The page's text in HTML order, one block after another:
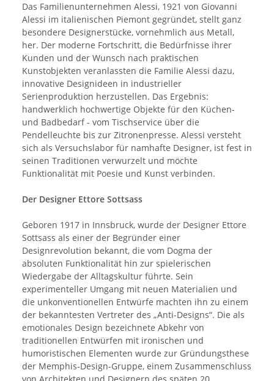
Das Familienunternehmen Alessi, 1921 von Giovanni
Alessi im italienischen Piemont gegründet, stellt ganz
besondere Designerstücke, vornehmlich aus Metall,
her. Der moderne Fortschritt, die Bedürfnisse ihrer
Kunden und der Wunsch nach praktischen
Kunstobjekten veranlassten die Familie Alessi dazu,
innovative Designideen in industrieller
Serienproduktion herzustellen. Das Ergebnis:
handwerklich hochwertige Objekte für den Küchen-
und Badbedarf - vom Tischservice über die
Pendelleuchte bis zur Zitronenpresse. Alessi versteht
sich als Versuchslabor für namhafte Designer, ist fest in
seinen Traditionen verwurzelt und möchte
Funktionalität mit Poesie und Kunst verbinden.
Der Designer Ettore Sottsass
Geboren 1917 in Innsbruck, wurde der Designer Ettore
Sottsass als einer der Begründer einer
Designrevolution bekannt, die vom Dogma der
absoluten Funktionalität hin zur spielerischen
Wiedergabe der Alltagskultur führte. Sein
experimenteller Umgang mit neuen Materialien und
die unkonventionellen Entwürfe machten ihn zu einem
der bekanntesten Vertreter des „Anti-Designs“. Die als
emotionales Design bezeichnete Abkehr von
traditionellen Entwürfen mit ironischen und
humoristischen Elementen wurde zur Gründungsthese
der Memphis-Design-Gruppe, einem Zusammenschluss